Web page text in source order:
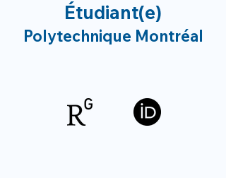
Étudiant(e)
Polytechnique Montréal